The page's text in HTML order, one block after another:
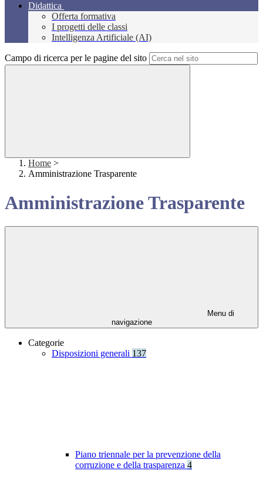
Didattica
Offerta formativa
I progetti delle classi
Intelligenza Artificiale (AI)
Campo di ricerca per le pagine del sito
Home >
Amministrazione Trasparente
Amministrazione Trasparente
Menu di
navigazione
Categorie
Disposizioni generali 137
Piano triennale per la prevenzione della
corruzione e della trasparenza 4